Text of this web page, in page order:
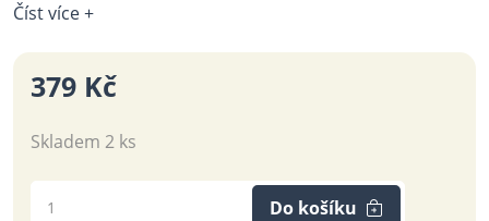
Číst více +
379 Kč
Skladem 2 ks
Do košíku